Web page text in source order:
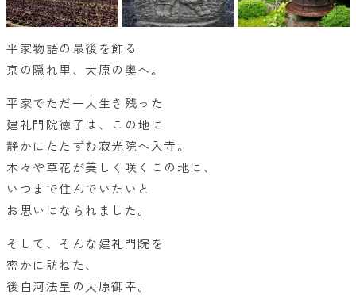
平家物語の最後を飾る
京の隠れ里、大原の奥へ。
平家でただ一人生き残った
建礼門院徳子は、この地に
静かにたたずむ寂光院へ入寺。
木々や草花が美しく咲くこの地に、
いつまで住んでいたいと
お思いになられました。
そして、そんな建礼門院を
密かに訪ねた、
後白河法皇の大原御幸。